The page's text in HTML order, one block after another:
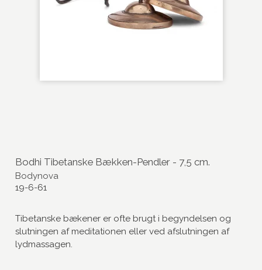
Bodhi Tibetanske Bækken-Pendler - 7,5 cm.
Bodynova
19-6-61
Tibetanske bækener er ofte brugt i begyndelsen og
slutningen af meditationen eller ved afslutningen af
lydmassagen.